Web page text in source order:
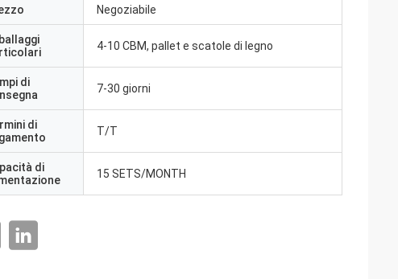
Negoziabile
4-10 CBM, pallet e scatole di legno
di
7-30 giorni
di
T/T
di
15 SETS/MONTH